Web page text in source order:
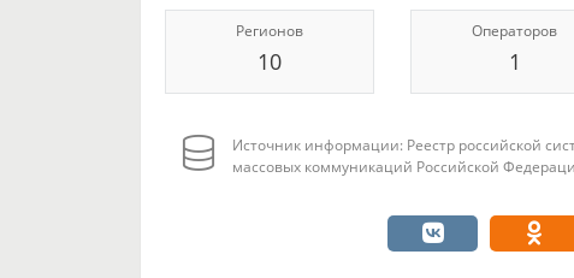
Регионов
10
Операторов
1
Источник информации: Реестр российской
массовых коммуникаций Российской